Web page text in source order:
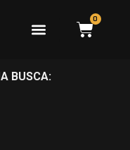
0
BUSCA: